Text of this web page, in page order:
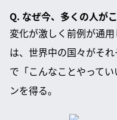
Q. なぜ今、多くの人が
変化が激しく前例が通
は、世界中の国々がそ
で「こんなことやって
ンを得る。